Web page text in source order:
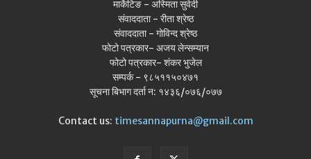
मार्केटिङ - अस्मिता सुवेदी
संवाददाता - रीता श्रेष्ठ
संवाददाता - गोविन्द श्रेष्ठ
फोटो पत्रकार- अजय लेन्सम्यान
फोटो पत्रकार- शंकर भुजेल
सम्पर्क - ९८५११५०४७१
सूचना बिभाग दर्ता न: १४३६/०७६/०७७
Contact us: timesannapurna@gmail.com